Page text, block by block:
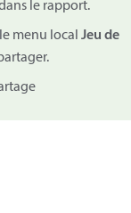
le rapport.
menu local Jeu de